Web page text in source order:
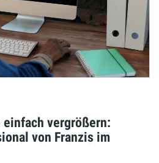
vergrößern:
von Franzis im